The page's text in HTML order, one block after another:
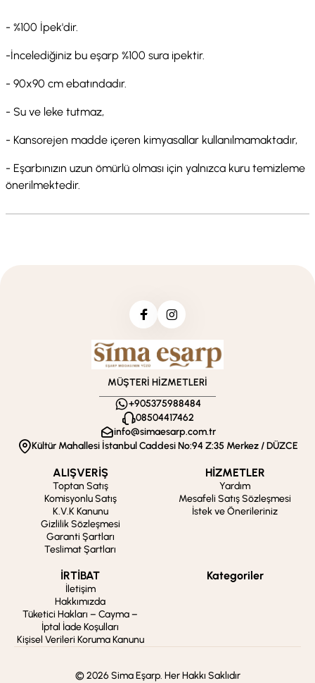
- %100 İpek'dir.
-İncelediğiniz bu eşarp %100 sura ipektir.
- 90x90 cm ebatındadır.
- Su ve leke tutmaz,
- Kansorejen madde içeren kimyasallar kullanılmamaktadır,
- Eşarbınızın uzun ömürlü olması için yalnızca kuru temizleme
önerilmektedir.
MÜŞTERİ HİZMETLERİ
+905375988484
08504417462
info@simaesarp.com.tr
Kültür Mahallesi İstanbul Caddesi No:94 Z:35 Merkez / DÜZCE
ALIŞVERİŞ
Toptan Satış
Komisyonlu Satış
K.V.K Kanunu
Gizlilik Sözleşmesi
Garanti Şartları
Teslimat Şartları
HİZMETLER
Yardım
Mesafeli Satış Sözleşmesi
İstek ve Önerileriniz
İRTİBAT
İletişim
Hakkımızda
Tüketici Hakları – Cayma –
İptal İade Koşulları
Kişisel Verileri Koruma Kanunu
Kategoriler
© 2026 Sima Eşarp. Her Hakkı Saklıdır